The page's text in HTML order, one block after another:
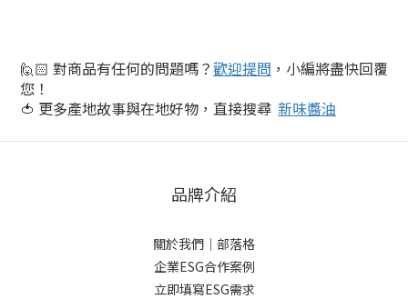
🙋🏻 對商品有任何的問題嗎？歡迎提問 ，小編將盡快回覆
您！
🍅 更多產地故事與在地好物，直接搜尋 新味醬油
品牌介紹
關於我們 ｜ 部落格
企業ESG合作案例
立即填寫ESG需求